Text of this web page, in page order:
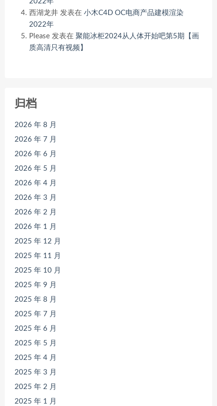
西湖龙井 发表在 小木C4D OC电商产品建模渲染
2022年
Please 发表在 聚能冰柜2024从人体开始吧第5期【画
质高清只有视频】
归档
2026 年 8 月
2026 年 7 月
2026 年 6 月
2026 年 5 月
2026 年 4 月
2026 年 3 月
2026 年 2 月
2026 年 1 月
2025 年 12 月
2025 年 11 月
2025 年 10 月
2025 年 9 月
2025 年 8 月
2025 年 7 月
2025 年 6 月
2025 年 5 月
2025 年 4 月
2025 年 3 月
2025 年 2 月
2025 年 1 月